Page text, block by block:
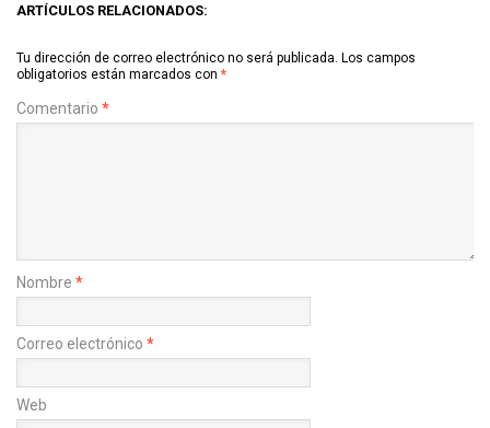
ARTÍCULOS RELACIONADOS:
Tu dirección de correo electrónico no será publicada. Los campos
obligatorios están marcados con *
Comentario *
Nombre *
Correo electrónico *
Web